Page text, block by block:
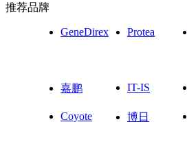
推荐品牌
GeneDirex Protea
嘉鹏
IT-IS
Coyote
博日